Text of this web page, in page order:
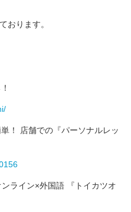
おります。
！ 店舗での『パーソナルレッ
ライン×外国語 『トイカツオ